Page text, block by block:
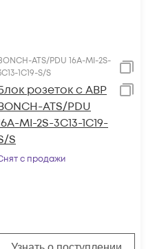
ATS/PDU 16A-MI-2S-
1C19-S/S
розеток с АВР
ATS/PDU
MI-2S-3C13-1C19-
S
с продажи